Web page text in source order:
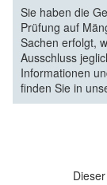
Sie haben die
Prüfung auf
Sachen erfolgt,
Ausschluss
Informationen
finden Sie in